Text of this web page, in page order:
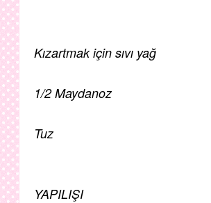
Kızartmak için sıvı yağ
1/2 Maydanoz
Tuz
YAPILIŞI